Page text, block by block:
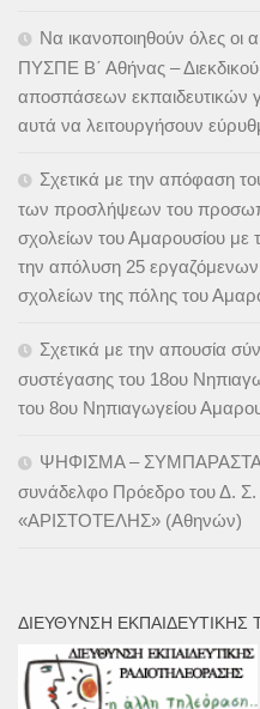
Να ικανοποιηθούν όλες οι
ΠΥΣΠΕ Β΄ Αθήνας –
αποσπάσεων εκπαιδευτικών
αυτά να λειτουργήσουν
Σχετικά με την απόφαση
των προσλήψεων του
σχολείων του Αμαρουσίου με
την απόλυση 25
σχολείων της πόλης του
Σχετικά με την απουσία
συστέγασης του 18ου
του 8ου Νηπιαγωγείου
ΨΗΦΙΣΜΑ –
συνάδελφο Πρόεδρο του Δ.
«ΑΡΙΣΤΟΤΕΛΗΣ» (Αθηνών)
ΔΙΕΎΘΥΝΣΗ ΕΚΠΑΙΔΕΥΤΙΚΉΣ